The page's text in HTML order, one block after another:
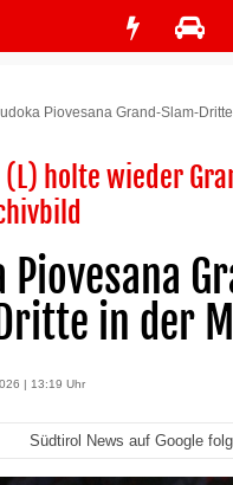
Piovesana Grand-Slam-
(L) holte wieder
Piovesana
in der
| 13:19 Uhr
Südtirol News auf Google